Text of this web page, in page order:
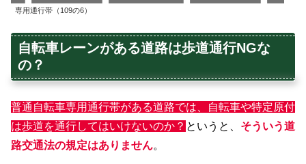
専用通行帯（109の6）
自転車レーンがある道路は歩道通行NGな
の？
普通自転車専用通行帯がある道路では、自転車や特定原付
は歩道を通行してはいけないのか？ というと、 そういう道
路交通法の規定はありません。